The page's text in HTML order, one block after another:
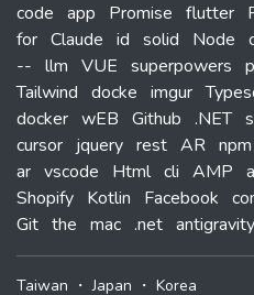
code app Promise flutter
for Claude id solid Node
-- llm VUE superpowers
Tailwind docke imgur
docker wEB Github .NET
cursor jquery rest AR npm
ar vscode Html cli AMP
Shopify Kotlin Facebook
Git the mac .net antigravity
Taiwan ・Japan ・ Korea